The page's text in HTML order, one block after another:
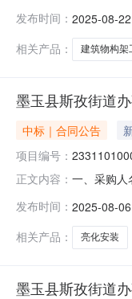
（元）:项
发布时间： 2025-08-
相关产品：
建筑物构架
墨玉县斯孜街道
中标｜合同公告
项目编号：
正文内容： 一、采购人
台铺设:宿
县斯孜街
发布时间： 2025-08-
相关产品：
亮化安装
墨玉县斯孜街道